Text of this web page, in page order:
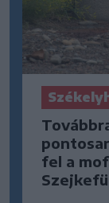
fel a